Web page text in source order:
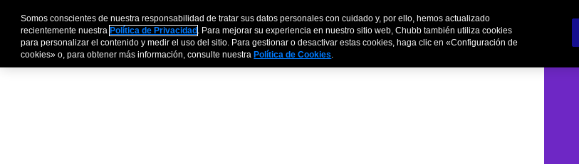
Personas y FamiliasEmpresasSocios Comerciales
Somos conscientes de nuestra responsabilidad de tratar sus datos personales con cuidado y, por ello, hemos actualizado
recientemente nuestra Política de Privacidad . Para mejorar su experiencia en nuestro sitio web, Chubb también utiliza cookies
para personalizar el contenido y medir el uso del sitio. Para gestionar o desactivar estas cookies, haga clic en «Configuración de
cookies» o, para obtener más información, consulte nuestra Política de Cookies.